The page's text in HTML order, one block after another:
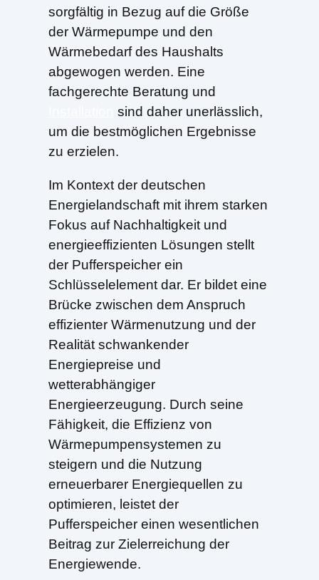
sorgfältig in Bezug auf die Größe
der Wärmepumpe und den
Wärmebedarf des Haushalts
abgewogen werden. Eine
fachgerechte Beratung und
sind daher unerlässlich,
um die bestmöglichen Ergebnisse
zu erzielen.
Im Kontext der deutschen
Energielandschaft mit ihrem starken
Fokus auf Nachhaltigkeit und
energieeffizienten Lösungen stellt
der Pufferspeicher ein
Schlüsselelement dar. Er bildet eine
Brücke zwischen dem Anspruch
effizienter Wärmenutzung und der
Realität schwankender
Energiepreise und
wetterabhängiger
Energieerzeugung. Durch seine
Fähigkeit, die Effizienz von
Wärmepumpensystemen zu
steigern und die Nutzung
erneuerbarer Energiequellen zu
optimieren, leistet der
Pufferspeicher einen wesentlichen
Beitrag zur Zielerreichung der
Energiewende.